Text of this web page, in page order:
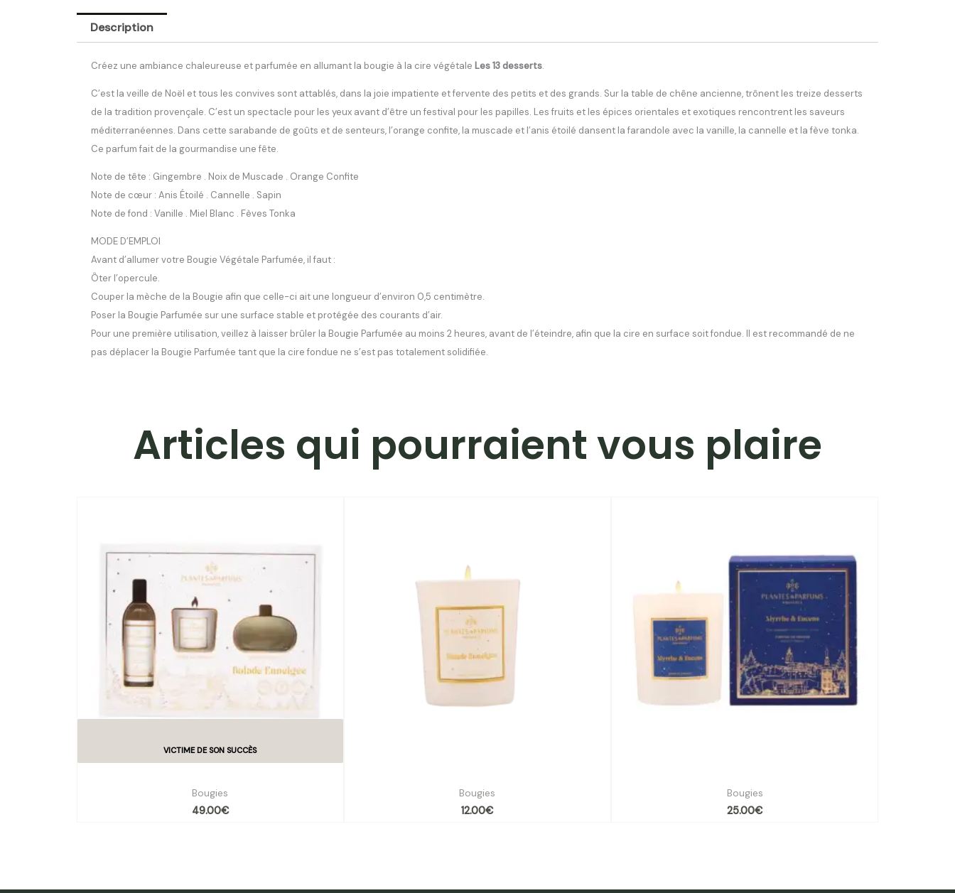
Description
Créez une ambiance chaleureuse et parfumée en allumant la bougie à la cire végétale Les 13 desserts.
C’est la veille de Noël et tous les convives sont attablés, dans la joie impatiente et fervente des petits et des grands. Sur la table de chêne ancienne, trônent les treize desserts
de la tradition provençale. C’est un spectacle pour les yeux avant d’être un festival pour les papilles. Les fruits et les épices orientales et exotiques rencontrent les saveurs
méditerranéennes. Dans cette sarabande de goûts et de senteurs, l’orange confite, la muscade et l’anis étoilé dansent la farandole avec la vanille, la cannelle et la fève tonka.
Ce parfum fait de la gourmandise une fête.
Note de tête : Gingembre . Noix de Muscade . Orange Confite
Note de cœur : Anis Étoilé . Cannelle . Sapin
Note de fond : Vanille . Miel Blanc . Fèves Tonka
MODE D’EMPLOI
Avant d’allumer votre Bougie Végétale Parfumée, il faut :
Ôter l’opercule.
Couper la mèche de la Bougie afin que celle-ci ait une longueur d’environ 0,5 centimètre.
Poser la Bougie Parfumée sur une surface stable et protégée des courants d’air.
Pour une première utilisation, veillez à laisser brûler la Bougie Parfumée au moins 2 heures, avant de l’éteindre, afin que la cire en surface soit fondue. Il est recommandé de ne
pas déplacer la Bougie Parfumée tant que la cire fondue ne s’est pas totalement solidifiée.
Articles qui pourraient vous plaire
Bougies
49.00€
Bougies
12.00€
Bougies
25.00€